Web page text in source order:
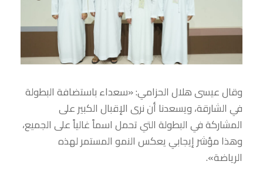
وقال عيسى هلال الحزامي: «سعداء باستضافة البطولة
في الشارقة، ويسعدنا أن نرى الإقبال الكبير على
المشاركة في البطولة التي تحمل اسماً غالياً على الجميع،
وهذا مؤشر إيجابي يعكس النمو المستمر لهذه
الرياضة».